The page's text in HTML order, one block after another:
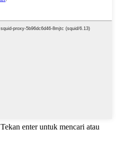
Tekan enter untuk mencari atau